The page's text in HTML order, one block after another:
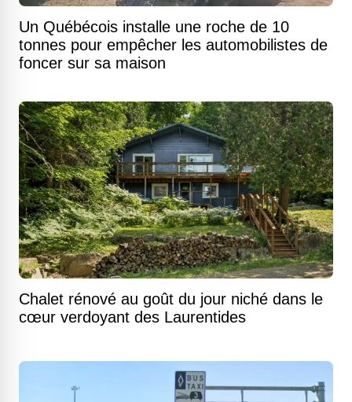
Un Québécois installe une roche de 10
tonnes pour empêcher les automobilistes de
foncer sur sa maison
Chalet rénové au goût du jour niché dans le
cœur verdoyant des Laurentides